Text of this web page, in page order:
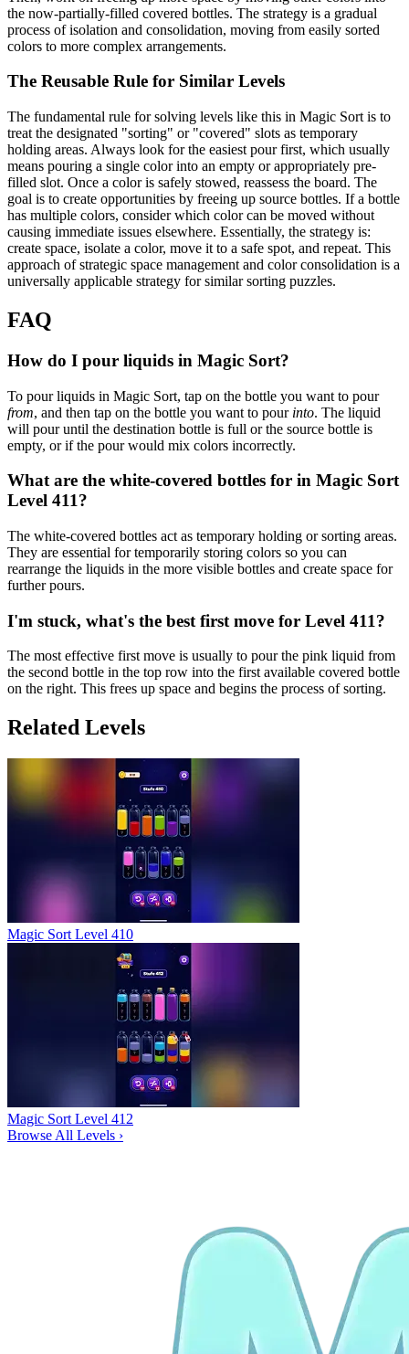
the now-partially-filled covered bottles. The strategy is a gradual
process of isolation and consolidation, moving from easily sorted
colors to more complex arrangements.
The Reusable Rule for Similar Levels
The fundamental rule for solving levels like this in Magic Sort is to
treat the designated "sorting" or "covered" slots as temporary
holding areas. Always look for the easiest pour first, which usually
means pouring a single color into an empty or appropriately pre-
filled slot. Once a color is safely stowed, reassess the board. The
goal is to create opportunities by freeing up source bottles. If a bottle
has multiple colors, consider which color can be moved without
causing immediate issues elsewhere. Essentially, the strategy is:
create space, isolate a color, move it to a safe spot, and repeat. This
approach of strategic space management and color consolidation is a
universally applicable strategy for similar sorting puzzles.
FAQ
How do I pour liquids in Magic Sort?
To pour liquids in Magic Sort, tap on the bottle you want to pour
from, and then tap on the bottle you want to pour into. The liquid
will pour until the destination bottle is full or the source bottle is
empty, or if the pour would mix colors incorrectly.
What are the white-covered bottles for in Magic Sort
Level 411?
The white-covered bottles act as temporary holding or sorting areas.
They are essential for temporarily storing colors so you can
rearrange the liquids in the more visible bottles and create space for
further pours.
I'm stuck, what's the best first move for Level 411?
The most effective first move is usually to pour the pink liquid from
the second bottle in the top row into the first available covered bottle
on the right. This frees up space and begins the process of sorting.
Related Levels
Magic Sort Level 410
Magic Sort Level 412
Browse All Levels ›